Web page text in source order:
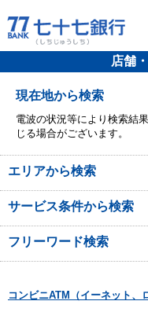
店舗
現在地から検索
電波の状況等により検索結
じる場合がございます。
エリアから検索
サービス条件から検索
フリーワード検索
コンビニATM（イーネット、